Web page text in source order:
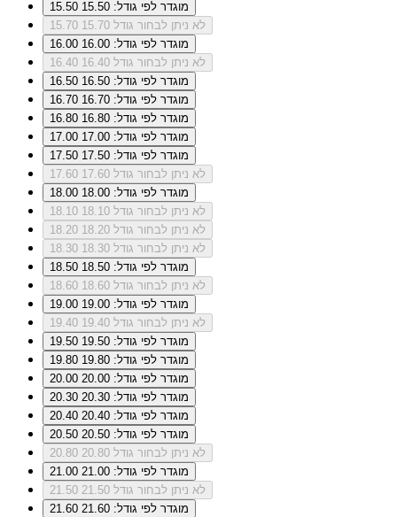
15.50
מוגדר לפי גודל: 15.50
15.70
לא ניתן לבחור גודל 15.70
16.00
מוגדר לפי גודל: 16.00
16.40
לא ניתן לבחור גודל 16.40
16.50
מוגדר לפי גודל: 16.50
16.70
מוגדר לפי גודל: 16.70
16.80
מוגדר לפי גודל: 16.80
17.00
מוגדר לפי גודל: 17.00
17.50
מוגדר לפי גודל: 17.50
17.60
לא ניתן לבחור גודל 17.60
18.00
מוגדר לפי גודל: 18.00
18.10
לא ניתן לבחור גודל 18.10
18.20
לא ניתן לבחור גודל 18.20
18.30
לא ניתן לבחור גודל 18.30
18.50
מוגדר לפי גודל: 18.50
18.60
לא ניתן לבחור גודל 18.60
19.00
מוגדר לפי גודל: 19.00
19.40
לא ניתן לבחור גודל 19.40
19.50
מוגדר לפי גודל: 19.50
19.80
מוגדר לפי גודל: 19.80
20.00
מוגדר לפי גודל: 20.00
20.30
מוגדר לפי גודל: 20.30
20.40
מוגדר לפי גודל: 20.40
20.50
מוגדר לפי גודל: 20.50
20.80
לא ניתן לבחור גודל 20.80
21.00
מוגדר לפי גודל: 21.00
21.50
לא ניתן לבחור גודל 21.50
21.60
מוגדר לפי גודל: 21.60